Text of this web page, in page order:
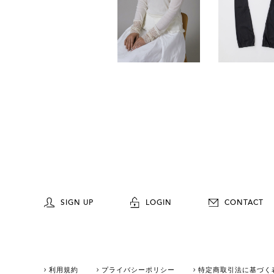
SIGN UP LOGIN CONTACT
利用規約 プライバシーポリシー 特定商取引法に基づく